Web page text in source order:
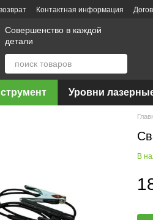
Контактная информация
Совершенство в каждой
детали
Уровни
В